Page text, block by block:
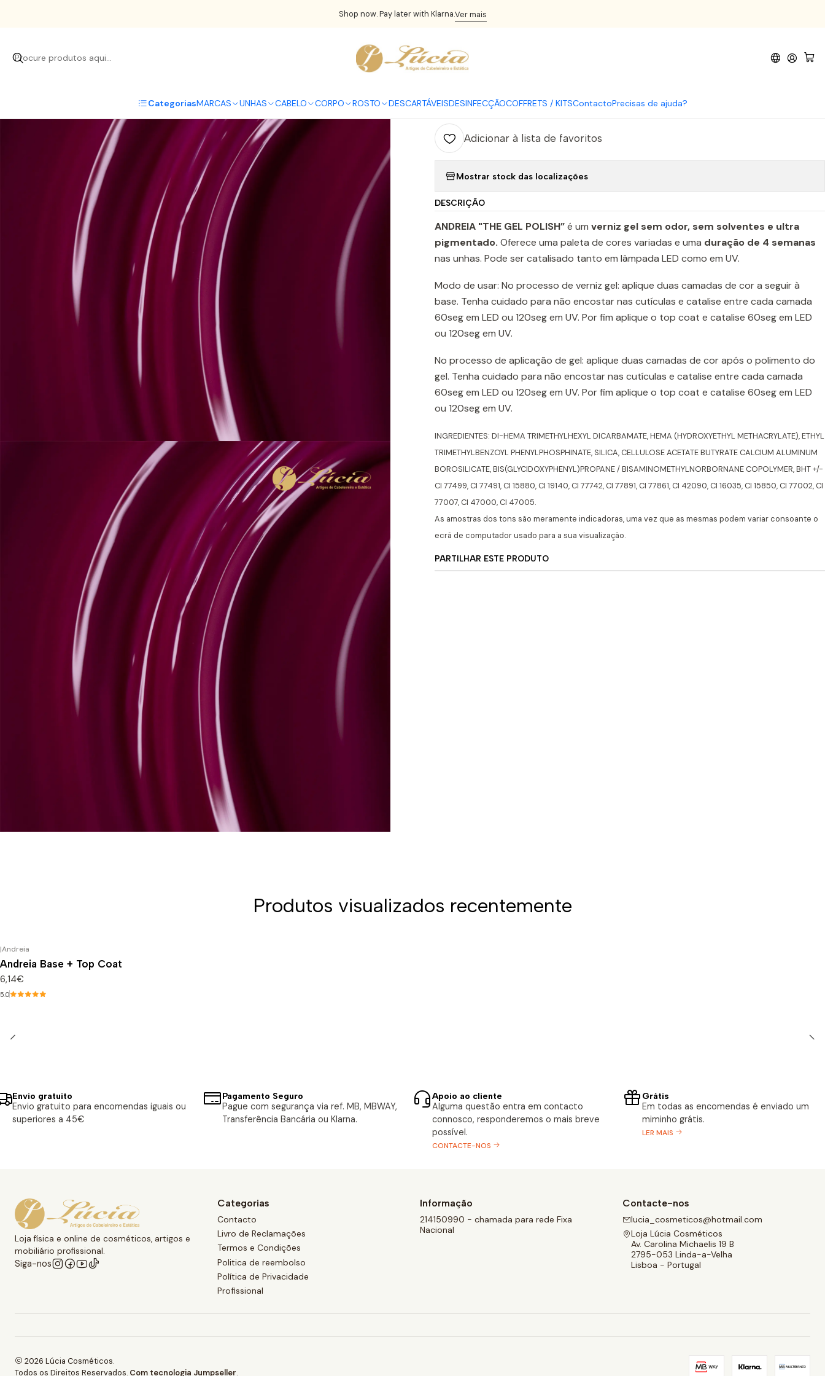
CategoriasMARCAS UNHAS CABELO CORPO ROSTO DESCARTÁVEISDESINFECÇÃOCOFFRETS / KITSContactoPrecisas de ajuda?
Shop now. Pay later with Klarna.Ver mais
Verniz Gel The Gel Polish Vegan Andreia Andreia Verniz Gel G24
|
Andreia Verniz Gel G24
Quantidade
Comprar agora
Adicionar à lista de favoritos
Mostrar stock das localizações
DESCRIÇÃO
ANDREIA "THE GEL POLISH”é um verniz gel sem odor, sem solventes e ultra
pigmentado. Oferece uma paleta de cores variadas e uma duração de 4 semanas
nas unhas. Pode ser catalisado tanto em lâmpada LED como em UV.
Modo de usar: No processo de verniz gel: aplique duas camadas de cor a seguir à
base. Tenha cuidado para não encostar nas cutículas e catalise entre cada camada
60seg em LED ou 120seg em UV. Por fim aplique o top coat e catalise 60seg em LED
ou 120seg em UV.
No processo de aplicação de gel: aplique duas camadas de cor após o polimento do
gel. Tenha cuidado para não encostar nas cutículas e catalise entre cada camada
60seg em LED ou 120seg em UV. Por fim aplique o top coat e catalise 60seg em LED
ou 120seg em UV.
INGREDIENTES: DI-HEMA TRIMETHYLHEXYL DICARBAMATE, HEMA (HYDROXYETHYL METHACRYLATE), ETHYL
TRIMETHYLBENZOYL PHENYLPHOSPHINATE, SILICA, CELLULOSE ACETATE BUTYRATE CALCIUM ALUMINUM
BOROSILICATE, BIS(GLYCIDOXYPHENYL)PROPANE / BISAMINOMETHYLNORBORNANE COPOLYMER, BHT +/-
CI 77499, CI 77491, CI 15880, CI 19140, CI 77742, CI 77891, CI 77861, CI 42090, CI 16035, CI 15850, CI 77002, CI
77007, CI 47000, CI 47005.
As amostras dos tons são meramente indicadoras, uma vez que as mesmas podem variar consoante o
ecrã de computador usado para a sua visualização.
PARTILHAR ESTE PRODUTO
Produtos visualizados recentemente
|Andreia
Andreia Base + Top Coat
6,14€
5.0
Envio gratuito
Envio gratuito para encomendas iguais ou
superiores a 45€
Pagamento Seguro
Pague com segurança via ref. MB, MBWAY,
Transferência Bancária ou Klarna.
Apoio ao cliente
Alguma questão entra em contacto
connosco, responderemos o mais breve
possível.
CONTACTE-NOS
Grátis
Em todas as encomendas é enviado um
miminho grátis.
LER MAIS
Loja física e online de cosméticos, artigos e
mobiliário profissional.
Siga-nos
Categorias
Contacto
Livro de Reclamações
Termos e Condições
Politica de reembolso
Política de Privacidade
Profissional
Informação
214150990 - chamada para rede Fixa
Nacional
Contacte-nos
lucia_cosmeticos@hotmail.com
Loja Lúcia Cosméticos
Av. Carolina Michaelis 19 B
2795-053 Linda-a-Velha
Lisboa - Portugal
2026 Lúcia Cosméticos.
Todos os Direitos Reservados. Com tecnologia Jumpseller.